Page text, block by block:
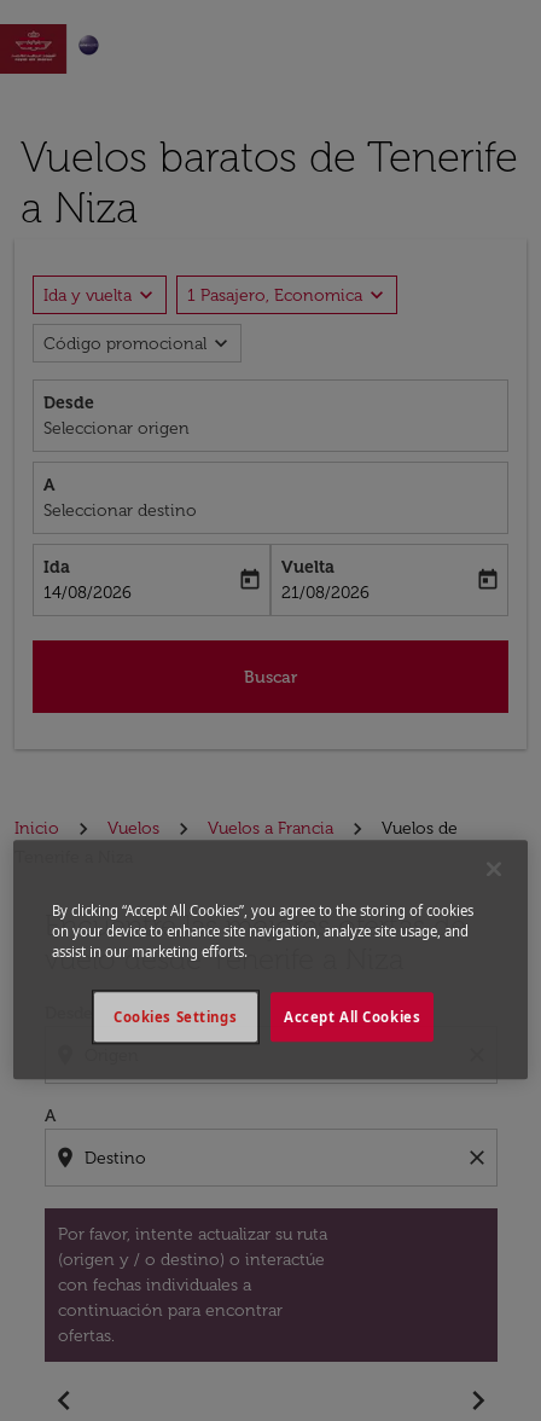

Vuelos baratos de Tenerife
a Niza
Ida y vuelta expand_more 1 Pasajero, Economica expand_more
Código promocional expand_more
Desde
Seleccionar origen
A
Seleccionar destino
Ida
fc-booking-departure-date-aria-label
14/08/2026
today
Vuelta
fc-booking-return-date-aria-label
21/08/2026
today
Buscar
Inicio Vuelos Vuelos a Francia
Vuelos de
Encuentre las mejores ofertas de
vuelo desde Tenerife a Niza
A
location_on close
Por favor, intente actualizar su ruta
(origen y / o destino) o interactúe
con fechas individuales a
continuación para encontrar
ofertas.
Por favor, intente actualizar su ruta (origen y / o
chevron_left chevron_right
By clicking “Accept All Cookies”, you agree to the storing of cookies
on your device to enhance site navigation, analyze site usage, and
assist in our marketing efforts.
Accept All Cookies
Cookies Settings